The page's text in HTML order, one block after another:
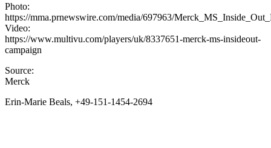
Photo:
https://mma.prnewswire.com/media/697963/
Video:
https://www.multivu.com/players/uk/8337651-merck-ms-insideout-
campaign
Source:
Merck
Erin-Marie Beals, +49-151-1454-2694